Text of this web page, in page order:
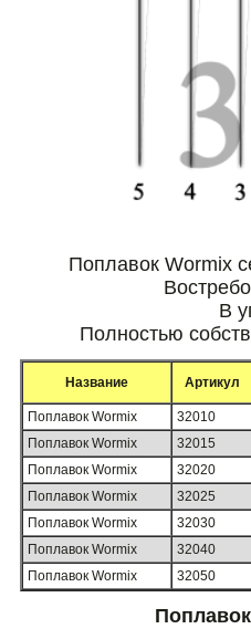
Поплавок Wormix
В
Полностью
Название Артикул
Поплавок Wormix
32010
Поплавок Wormix
32015
Поплавок Wormix
32020
Поплавок Wormix
32025
Поплавок Wormix
32030
Поплавок Wormix
32040
Поплавок Wormix
32050